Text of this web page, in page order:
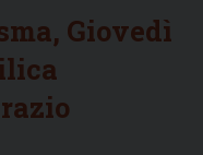
Giovedì